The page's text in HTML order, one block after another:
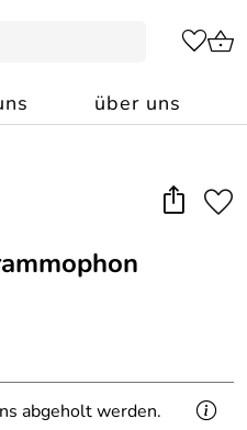
über uns
abgeholt werden.